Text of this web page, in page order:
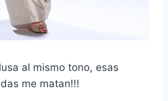
al mismo tono, esas
me matan!!!